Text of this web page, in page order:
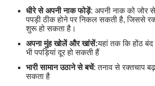
धीरे से अपनी नाक फोड़ें: अपनी नाक को जोर
पपड़ी ठीक होने पर निकल सकती है, जिससे
शुरू हो सकता है।
अपना मुंह खोलें और खांसें:यहां तक ​​कि होंठ
भी पपड़ियां दूर हो सकती हैं
भारी सामान उठाने से बचें: तनाव से रक्तचाप
सकता है